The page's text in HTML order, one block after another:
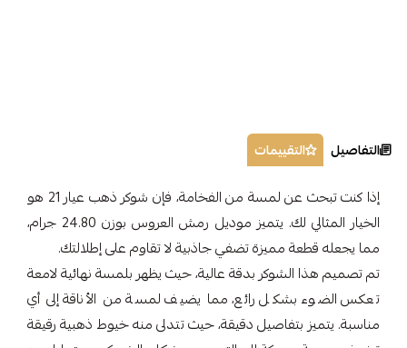
التفاصيل التقييمات
إذا كنت تبحث عن لمسة من الفخامة، فإن شوكر ذهب عيار 21 هو
الخيار المثالي لك. يتميز موديل رمش العروس بوزن 24.80 جرام،
مما يجعله قطعة مميزة تضفي جاذبية لا تقاوم على إطلالتك.
تم تصميم هذا الشوكر بدقة عالية، حيث يظهر بلمسة نهائية لامعة
تعكس الضوء بشكل رائع، مما يضيف لمسة من الأناقة إلى أي
مناسبة. يتميز بتفاصيل دقيقة، حيث تتدلى منه خيوط ذهبية رقيقة